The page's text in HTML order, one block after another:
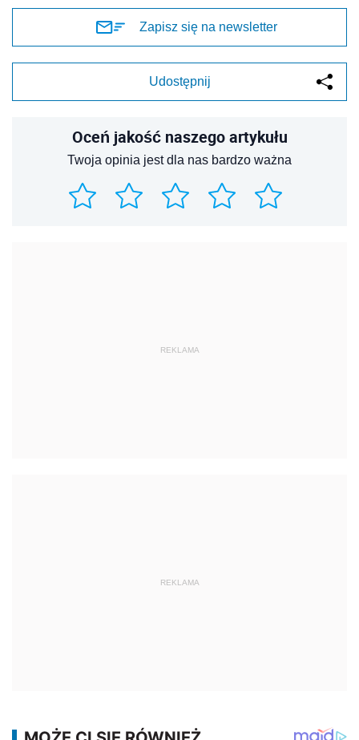
Zapisz się na newsletter
Udostępnij
Oceń jakość naszego artykułu
Twoja opinia jest dla nas bardzo ważna
REKLAMA
REKLAMA